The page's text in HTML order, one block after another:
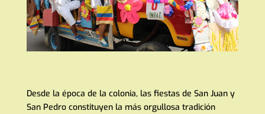
Desde la época de la colonia, las fiestas de San Juan y
San Pedro constituyen la más orgullosa tradición